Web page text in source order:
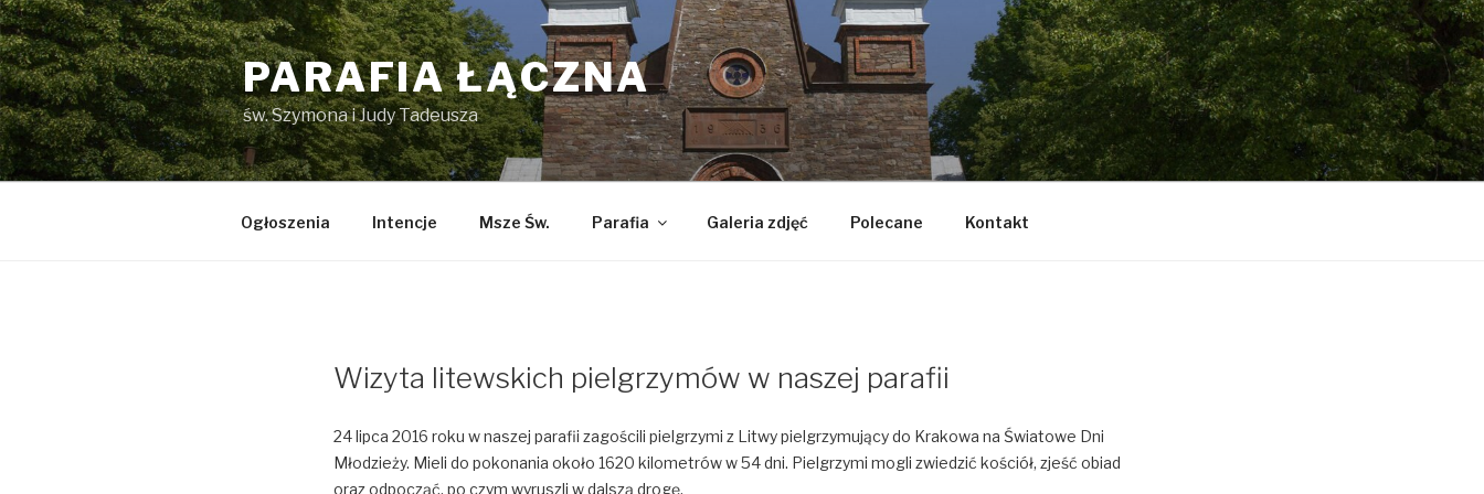
Przejdź
do
treści
PARAFIA ŁĄCZNA
św. Szymona i Judy Tadeusza
Ogłoszenia Intencje Msze Św. Parafia Galeria zdjęć Polecane Kontakt
Wizyta litewskich pielgrzymów w naszej parafii
24 lipca 2016 roku w naszej parafii zagościli pielgrzymi z Litwy pielgrzymujący do Krakowa na Światowe Dni
Młodzieży. Mieli do pokonania około 1620 kilometrów w 54 dni. Pielgrzymi mogli zwiedzić kościół, zjeść obiad
oraz odpocząć, po czym wyruszli w dalszą drogę.